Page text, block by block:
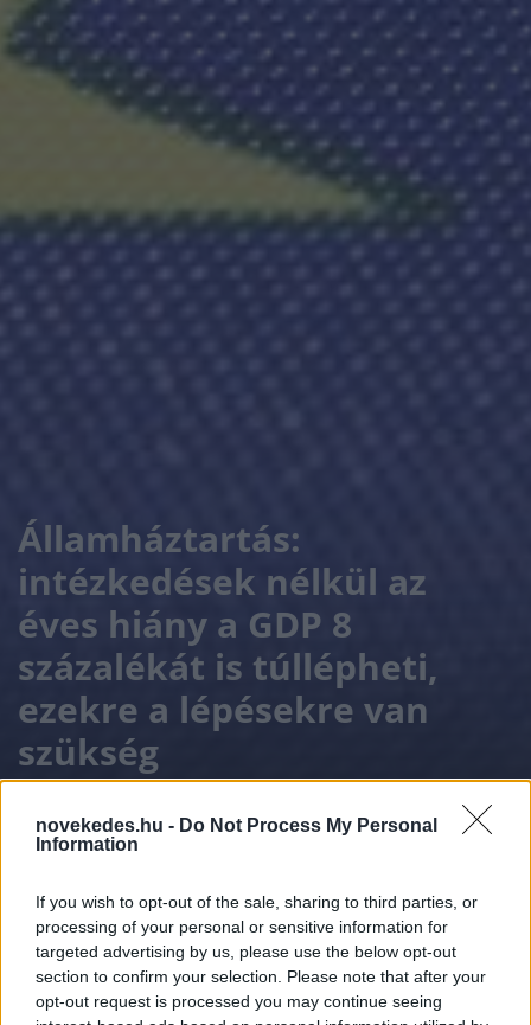
novekedes.hu - Do Not Process My Personal
Information
If you wish to opt-out of the sale, sharing to third parties, or
processing of your personal or sensitive information for
targeted advertising by us, please use the below opt-out
section to confirm your selection. Please note that after your
opt-out request is processed you may continue seeing
Államháztartás:
intézkedések nélkül az
éves hiány a GDP 8
százalékát is túllépheti,
ezekre a lépésekre van
szükség
Az államháztartás folyamatai nagyon